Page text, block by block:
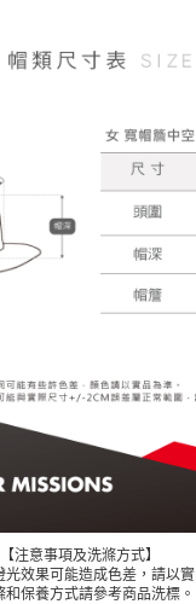
【注意事項及洗滌方式】
光效果可能造成色差，請以實
和保養方式請參考商品洗標。